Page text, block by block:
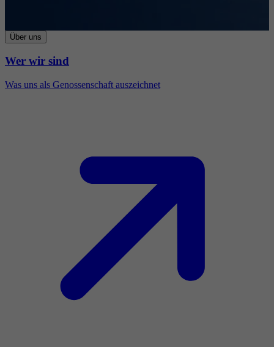
Über uns
Wer wir sind
Was uns als Genossenschaft auszeichnet